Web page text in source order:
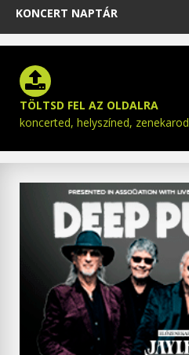
KONCERT NAPTÁR
TÖLTSD FEL AZ OLDALRA
koncerted, helyszíned, zenekarod